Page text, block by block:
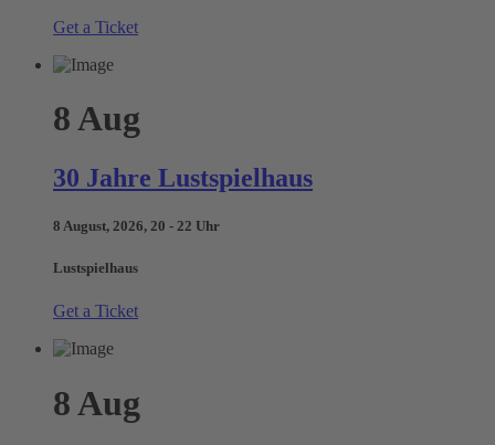
Get a Ticket
8 Aug
30 Jahre Lustspielhaus
8 August, 2026, 20 - 22 Uhr
Lustspielhaus
Get a Ticket
8 Aug